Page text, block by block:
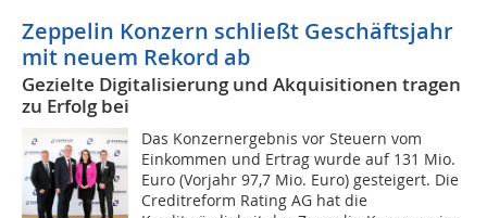
Zeppelin Konzern schließt Geschäftsjahr
mit neuem Rekord ab
Gezielte Digitalisierung und Akquisitionen tragen
zu Erfolg bei
Das Konzernergebnis vor Steuern vom
Einkommen und Ertrag wurde auf 131 Mio.
Euro (Vorjahr 97,7 Mio. Euro) gesteigert. Die
Creditreform Rating AG hat die